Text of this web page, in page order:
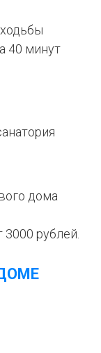
40 минут
дома
рублей.